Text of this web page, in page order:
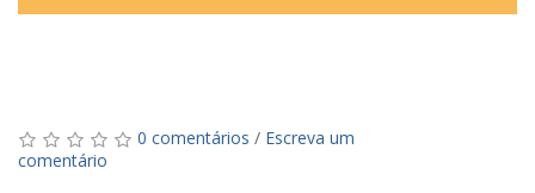
0 comentários / Escreva um
comentário